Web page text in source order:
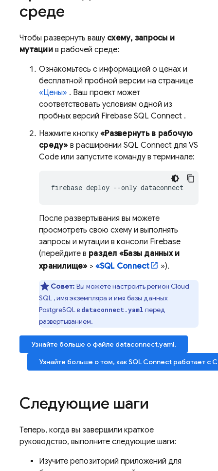
среде
Чтобы развернуть вашу схему, запросы и
мутациив рабочей среде:
Ознакомьтесь с информацией о ценах и
бесплатной пробной версии на странице
«Цены» . Ваш проект может
соответствовать условиям одной из
пробных версий Firebase SQL Connect .
Нажмите кнопку «Развернуть в рабочую
среду» в расширении SQL Connect для VS
Code или запустите команду в терминале:
firebase deploy --only
После развертывания вы можете
просмотреть свою схему и выполнять
запросы и мутации в консоли Firebase
(перейдите в раздел «Базы данных и
хранилище» > «SQL Connect »).
Совет: Вы можете настроить регион Cloud
SQL , имя экземпляра и имя базы данных
PostgreSQL в dataconnect.yaml перед
развертыванием.
Узнайте больше о файле dataconnect.yaml.
Узнайте больше о том, какSQL Connect работает с
Следующие шаги
Теперь, когда вы завершили краткое
руководство, выполните следующие шаги:
Изучите репозиторий приложений для